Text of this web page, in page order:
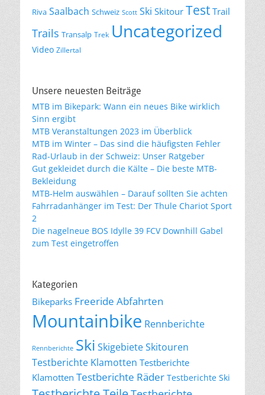
Riva Saalbach Schweiz Scott Ski Skitour Test Trail
Trails Transalp Trek Uncategorized
Video Zillertal
Unsere neuesten Beiträge
MTB im Bikepark: Wann ein neues Bike wirklich
Sinn ergibt
MTB Veranstaltungen 2023 im Überblick
MTB im Winter – Das sind die häufigsten Fehler
Rad-Urlaub in der Schweiz: Unser Ratgeber
Gut gekleidet durch die Kälte – Die beste MTB-
Bekleidung
MTB-Helm auswählen – Darauf sollten Sie achten
Fahrradanhänger im Test: Der Thule Chariot Sport
2
Die nagelneue BOS Idylle 39 FCV Downhill Gabel
zum Test eingetroffen
Kategorien
Bikeparks Freeride Abfahrten
Mountainbike Rennberichte
Rennberichte Ski SkigebieteSkitouren
Testberichte Klamotten Testberichte
Klamotten Testberichte Räder Testberichte Ski